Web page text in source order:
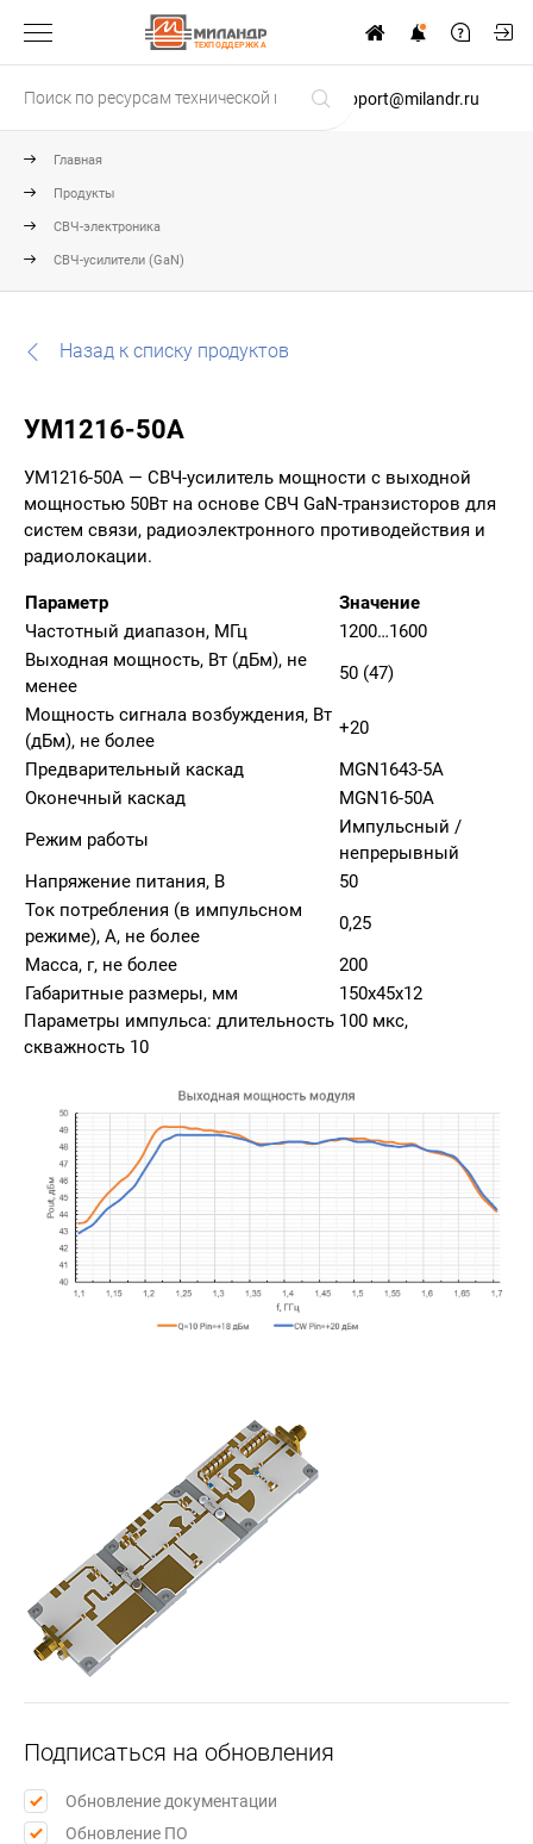
ТЕХПОДДЕРЖКА
support@milandr.ru
Главная
Продукты
СВЧ-электроника
СВЧ-усилители (GaN)
Назад к списку продуктов
УМ1216-50А
УМ1216-50А — СВЧ-усилитель мощности с выходной
мощностью 50Вт на основе СВЧ GaN-транзисторов для
систем связи, радиоэлектронного противодействия и
радиолокации.
Параметр
Значение
Частотный диапазон, МГц
1200…1600
Выходная мощность, Вт (дБм), не
менее
50 (47)
Мощность сигнала возбуждения, Вт
(дБм), не более
+20
Предварительный каскад
MGN1643-5A
Оконечный каскад
MGN16-50A
Режим работы
Импульсный /
непрерывный
Напряжение питания, В
50
Ток потребления (в импульсном
режиме), А, не более
0,25
Масса, г, не более
200
Габаритные размеры, мм
150х45х12
Параметры импульса: длительность 100 мкс,
скважность 10
Подписаться на обновления
Обновление документации
Обновление ПО